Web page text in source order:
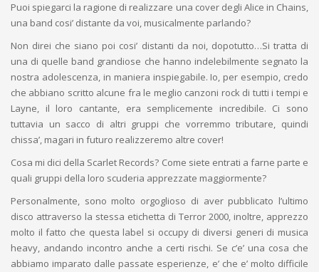
Puoi spiegarci la ragione di realizzare una cover degli Alice in Chains,
una band cosi’ distante da voi, musicalmente parlando?
Non direi che siano poi cosi’ distanti da noi, dopotutto…Si tratta di
una di quelle band grandiose che hanno indelebilmente segnato la
nostra adolescenza, in maniera inspiegabile. Io, per esempio, credo
che abbiano scritto alcune fra le meglio canzoni rock di tutti i tempi e
Layne, il loro cantante, era semplicemente incredibile. Ci sono
tuttavia un sacco di altri gruppi che vorremmo tributare, quindi
chissa’, magari in futuro realizzeremo altre cover!
Cosa mi dici della Scarlet Records? Come siete entrati a farne parte e
quali gruppi della loro scuderia apprezzate maggiormente?
Personalmente, sono molto orgoglioso di aver pubblicato l’ultimo
disco attraverso la stessa etichetta di Terror 2000, inoltre, apprezzo
molto il fatto che questa label si occupy di diversi generi di musica
heavy, andando incontro anche a certi rischi. Se c’e’ una cosa che
abbiamo imparato dalle passate esperienze, e’ che e’ molto difficile